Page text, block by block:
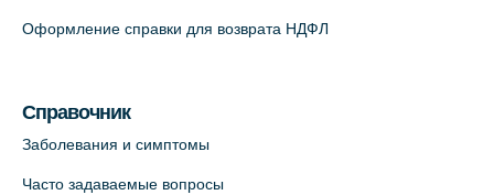
Оформление справки для возврата НДФЛ
Справочник
Заболевания и симптомы
Часто задаваемые вопросы